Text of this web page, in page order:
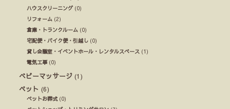
ハウスクリーニング(0)
リフォーム (2)
倉庫・トランクルーム (0)
宅配便・バイク便・引越し (0)
貸し会議室・イベントホール・レンタルスペース (1)
電気工事(0)
ベビーマッサージ (1)
ペット (6)
ペットお葬式(0)